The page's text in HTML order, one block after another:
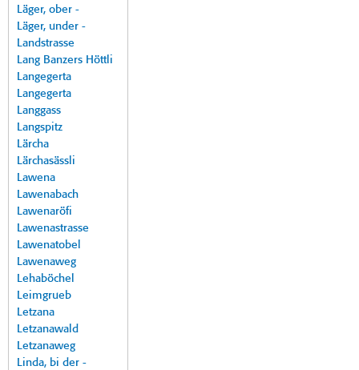
Läger, ober -
Läger, under -
Landstrasse
Lang Banzers Höttli
Langegerta
Langegerta
Langgass
Langspitz
Lärcha
Lärchasässli
Lawena
Lawenabach
Lawenaröfi
Lawenastrasse
Lawenatobel
Lawenaweg
Lehaböchel
Leimgrueb
Letzana
Letzanawald
Letzanaweg
Linda, bi der -